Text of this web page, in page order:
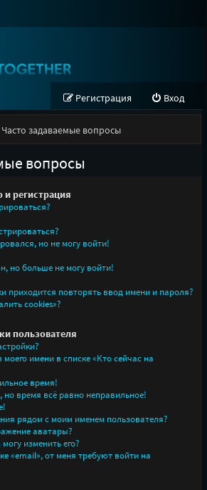
Вход
Регистрация
Часто задаваемые вопросы
вопросы
регистрация
но не могу войти!
но больше не могу войти!
приходится повторять ввод имени и пароля?
cookies»?
пользователя
имени в списке «Кто сейчас на
время!
время всё равно неправильное!
рядом с моим именем пользователя?
аватары?
изменить его?
«email», от меня требуют войти на